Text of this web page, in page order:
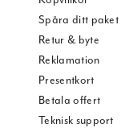
Spåra ditt paket
Retur & byte
Reklamation
Presentkort
Betala offert
Teknisk support